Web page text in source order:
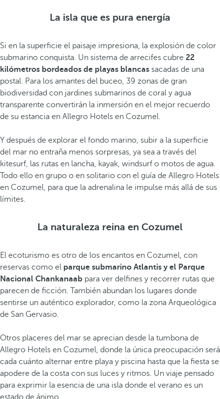
La isla que es pura energía
Si en la superficie el paisaje impresiona, la explosión de color
submarino conquista. Un sistema de arrecifes cubre 22
kilómetros bordeados de playas blancas sacadas de una
postal. Para los amantes del buceo, 39 zonas de gran
biodiversidad con jardines submarinos de coral y agua
transparente convertirán la inmersión en el mejor recuerdo
de su estancia en Allegro Hotels en Cozumel.
Y después de explorar el fondo marino, subir a la superficie
del mar no entraña menos sorpresas, ya sea a través del
kitesurf, las rutas en lancha, kayak, windsurf o motos de agua.
Todo ello en grupo o en solitario con el guía de Allegro Hotels
en Cozumel, para que la adrenalina le impulse más allá de sus
límites.
La naturaleza reina en Cozumel
El ecoturismo es otro de los encantos en Cozumel, con
reservas como el parque submarino Atlantis y el Parque
Nacional Chankanaab para ver delfines y recorrer rutas que
parecen de ficción. También abundan los lugares donde
sentirse un auténtico explorador, como la zona Arqueológica
de San Gervasio.
Otros placeres del mar se aprecian desde la tumbona de
Allegro Hotels en Cozumel, donde la única preocupación será
cada cuánto alternar entre playa y piscina hasta que la fiesta se
apodere de la costa con sus luces y ritmos. Un viaje pensado
para exprimir la esencia de una isla donde el verano es un
estado de ánimo.